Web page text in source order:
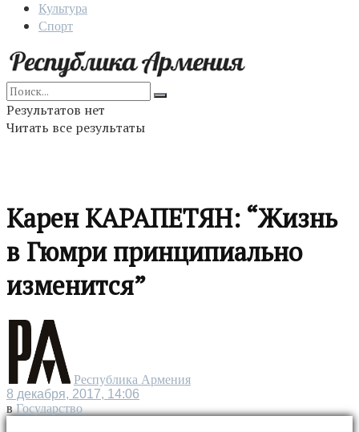
Культура
Спорт
Результатов нет
Читать все результаты
Карен КАРАПЕТЯН: “Жизнь
в Гюмри принципиально
изменится”
Республика Армения
8 декабря, 2017, 14:06
в Государство